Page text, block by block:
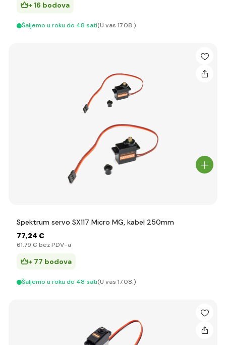
+ 16 bodova
Šaljemo u roku do 48 sati(U vas 17.08.)
Spektrum servo SX117 Micro MG, kabel 250mm
77,24 €
61,79 € bez PDV-a
+ 77 bodova
Šaljemo u roku do 48 sati(U vas 17.08.)